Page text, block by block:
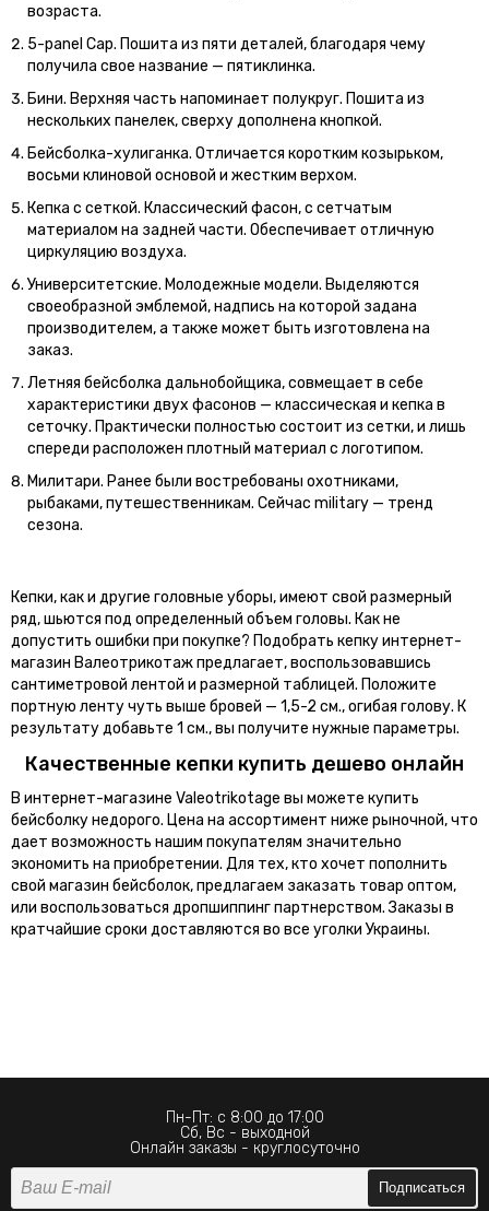
возраста.
5-panel Cap. Пошита из пяти деталей, благодаря чему
получила свое название — пятиклинка.
Бини. Верхняя часть напоминает полукруг. Пошита из
нескольких панелек, сверху дополнена кнопкой.
Бейсболка-хулиганка. Отличается коротким козырьком,
восьми клиновой основой и жестким верхом.
Кепка с сеткой. Классический фасон, с сетчатым
материалом на задней части. Обеспечивает отличную
циркуляцию воздуха.
Университетские. Молодежные модели. Выделяются
своеобразной эмблемой, надпись на которой задана
производителем, а также может быть изготовлена на
заказ.
Летняя бейсболка дальнобойщика, совмещает в себе
характеристики двух фасонов — классическая и кепка в
сеточку. Практически полностью состоит из сетки, и лишь
спереди расположен плотный материал с логотипом.
Милитари. Ранее были востребованы охотниками,
рыбаками, путешественникам. Сейчас military — тренд
сезона.
Кепки, как и другие головные уборы, имеют свой размерный
ряд, шьются под определенный объем головы. Как не
допустить ошибки при покупке? Подобрать кепку интернет-
магазин Валеотрикотаж предлагает, воспользовавшись
сантиметровой лентой и размерной таблицей. Положите
портную ленту чуть выше бровей — 1,5-2 см., огибая голову. К
результату добавьте 1 см., вы получите нужные параметры.
Качественные кепки купить дешево онлайн
В интернет-магазине Valeotrikotage вы можете купить
бейсболку недорого. Цена на ассортимент ниже рыночной, что
дает возможность нашим покупателям значительно
экономить на приобретении. Для тех, кто хочет пополнить
свой магазин бейсболок, предлагаем заказать товар оптом,
или воспользоваться дропшиппинг партнерством. Заказы в
кратчайшие сроки доставляются во все уголки Украины.
Пн-Пт: с 8:00 до 17:00
Сб, Вс - выходной
Онлайн заказы - круглосуточно
Подписаться